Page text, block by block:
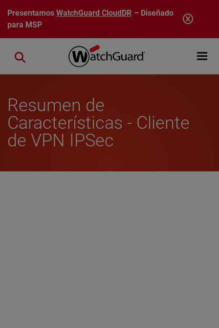
Pasar al contenido principal
PresentamosWatchGuard CloudDR – Diseñado
para MSP
Open
Close search
Resumen de
Características - Cliente
de VPN IPSec